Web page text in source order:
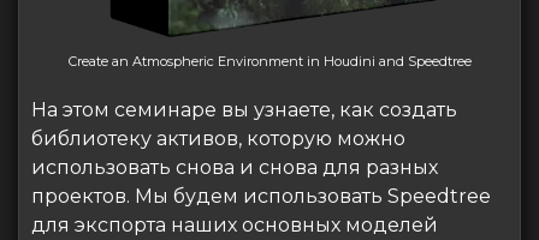
Create an Atmospheric Environment in Houdini and Speedtree
На этом семинаре вы узнаете, как создать
библиотеку активов, которую можно
использовать снова и снова для разных
проектов. Мы будем использовать Speedtree
для экспорта наших основных моделей